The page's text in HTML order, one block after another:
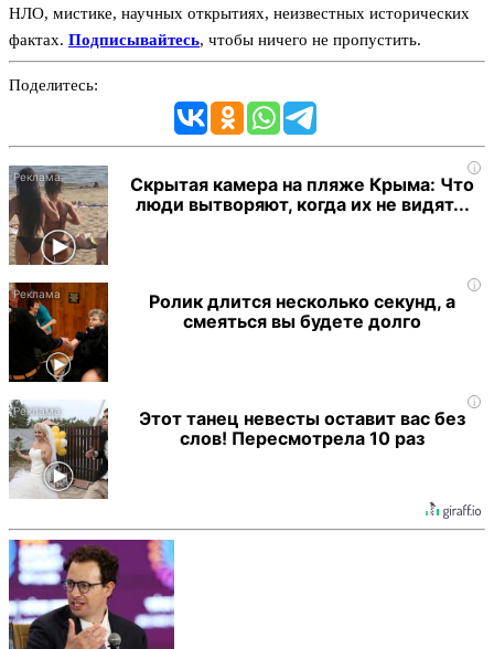
НЛО, мистике, научных открытиях, неизвестных исторических
фактах. Подписывайтесь, чтобы ничего не пропустить.
Поделитесь:
i
Скрытая камера на пляже Крыма: Что
люди вытворяют, когда их не видят...
i
Ролик длится несколько секунд, а
смеяться вы будете долго
i
Этот танец невесты оставит вас без
слов! Пересмотрела 10 раз